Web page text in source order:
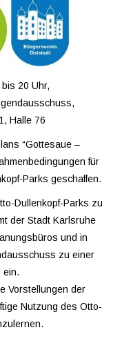
20 Uhr,
Halle 76
“Gottesaue –
für
Parks geschaffen.
Dullenkopf-Parks zu
der Stadt Karlsruhe
und in
zu einer
ein.
Vorstellungen der
Nutzung des Otto-